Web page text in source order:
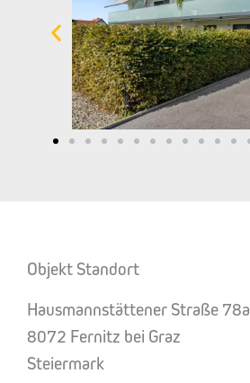
Objekt Standort
Hausmannstättener Straße 78a
8072 Fernitz bei Graz
Steiermark